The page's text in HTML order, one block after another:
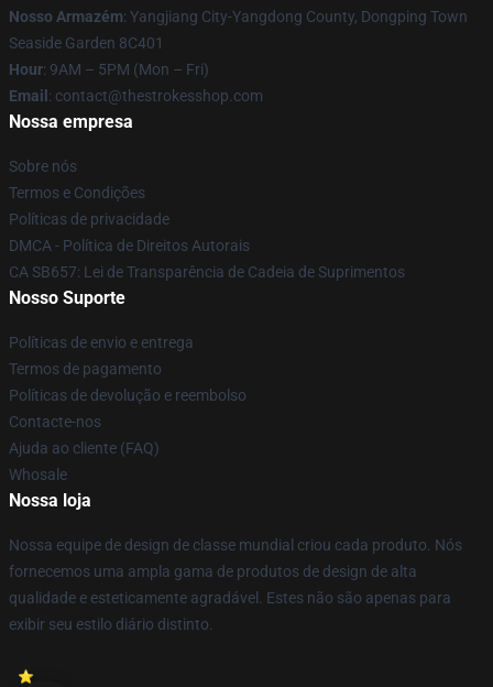
Nosso Armazém: Yangjiang City-Yangdong County, Dongping Town
Seaside Garden 8C401
Hour: 9AM – 5PM (Mon – Fri)
Email : contact@thestrokesshop.com
Nossa empresa
Sobre nós
Termos e Condições
Políticas de privacidade
DMCA - Política de Direitos Autorais
CA SB657: Lei de Transparência de Cadeia de Suprimentos
Nosso Suporte
Políticas de envio e entrega
Termos de pagamento
Políticas de devolução e reembolso
Contacte-nos
Ajuda ao cliente (FAQ)
Whosale
Nossa loja
Nossa equipe de design de classe mundial criou cada produto. Nós
fornecemos uma ampla gama de produtos de design de alta
qualidade e esteticamente agradável. Estes não são apenas para
exibir seu estilo diário distinto.